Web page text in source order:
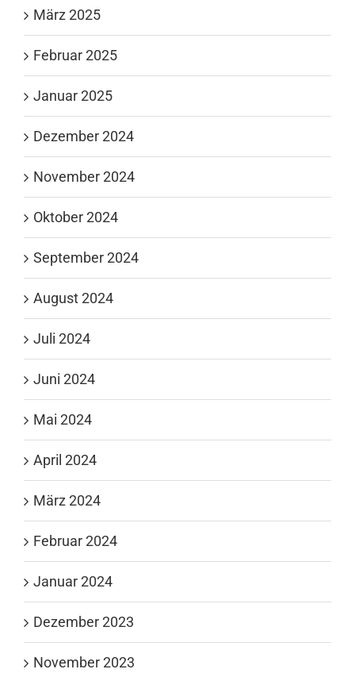
März 2025
Februar 2025
Januar 2025
Dezember 2024
November 2024
Oktober 2024
September 2024
August 2024
Juli 2024
Juni 2024
Mai 2024
April 2024
März 2024
Februar 2024
Januar 2024
Dezember 2023
November 2023